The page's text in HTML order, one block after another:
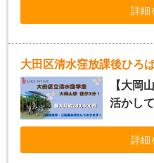
詳細
大田区清水窪放課後ひろば
【大岡
活かし
詳細